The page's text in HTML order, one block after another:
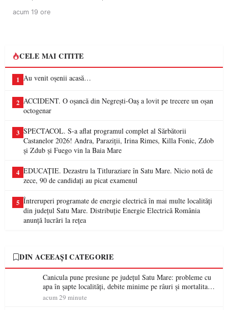
acum 19 ore
CELE MAI CITITE
1 Au venit oșenii acasă…
2 ACCIDENT. O oșancă din Negrești-Oaș a lovit pe trecere un oșan
octogenar
3 SPECTACOL. S-a aflat programul complet al Sărbătorii
Castanelor 2026! Andra, Paraziții, Irina Rimes, Killa Fonic, Zdob
și Zdub și Fuego vin la Baia Mare
4 EDUCAȚIE. Dezastru la Titluraziare în Satu Mare. Nicio notă de
zece, 90 de candidați au picat examenul
5 Întreruperi programate de energie electrică în mai multe localități
din județul Satu Mare. Distribuție Energie Electrică România
anunță lucrări la rețea
DIN ACEEAȘI CATEGORIE
Canicula pune presiune pe județul Satu Mare: probleme cu
apa în șapte localități, debite minime pe râuri și mortalitate
piscicolă la Lacul Călinești
acum 29 minute